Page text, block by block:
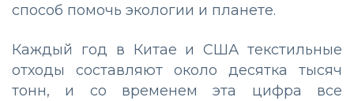
способ помочь экологии и планете.
Каждый год в Китае и США текстильные
отходы составляют около десятка тысяч
тонн, и со временем эта цифра все